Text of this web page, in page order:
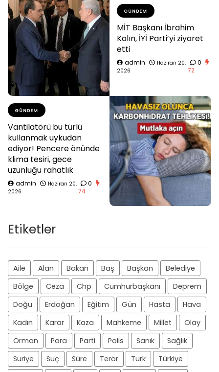
GÜNDEM
MİT Başkanı İbrahim
Kalın, İYİ Parti’yi ziyaret
etti
admin
Haziran 20,
2026
0
72
GÜNDEM
Vantilatörü bu türlü
kullanmak uykudan
ediyor! Pencere önünde
klima tesiri, gece
uzunluğu rahatlık
admin
Haziran 20,
2026
0
74
Etiketler
Aile Alan Bakan Baş Başkan
Belediye
Bölge
Ceza Chp Cumhurbaşkanı
Deprem
Doğu
Erdoğan Eğitim Gün Hasta
Hava
Kadın
Karar Kaza Mahkeme Millet
Olay
Orman
Para Parti Polis Sanık
Sağlık
Suriye
Suç Süre Terör Türk Türkiye